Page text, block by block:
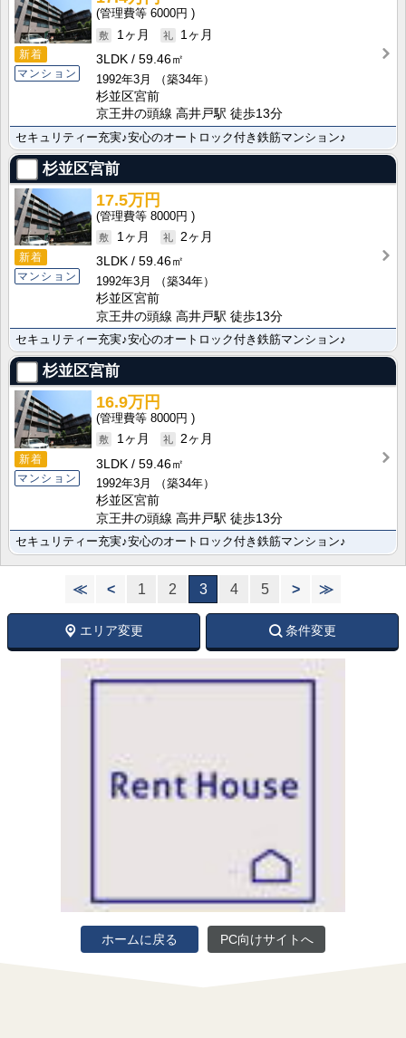
新着
マンション
6000円
1ヶ月
1ヶ月
3LDK
59.46㎡
1992年3月
（築34年）
杉並区宮前
京王井の頭線 高井戸駅 徒歩13分
セキュリティー充実♪安心のオートロック付き鉄筋マンション♪
杉並区宮前
新着
マンション
17.5万円
8000円
1ヶ月
2ヶ月
3LDK
59.46㎡
1992年3月
（築34年）
杉並区宮前
京王井の頭線 高井戸駅 徒歩13分
セキュリティー充実♪安心のオートロック付き鉄筋マンション♪
杉並区宮前
新着
マンション
16.9万円
8000円
1ヶ月
2ヶ月
3LDK
59.46㎡
1992年3月
（築34年）
杉並区宮前
京王井の頭線 高井戸駅 徒歩13分
セキュリティー充実♪安心のオートロック付き鉄筋マンション♪
≪ < 1 2 3 4 5 > ≫
エリア変更 条件変更
ホームに戻る PC向けサイトへ